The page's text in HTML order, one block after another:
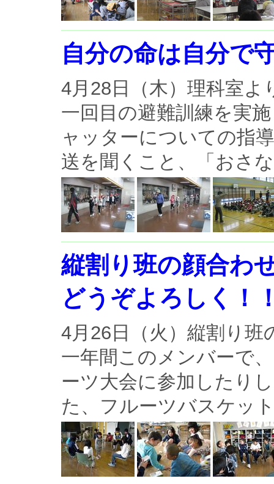
自分の命は自分で
4月28日（木）理科室
一回目の避難訓練を実
ャッターについての指
送を聞くこと、「おさ
縦割り班の顔合わ
どうぞよろしく！
4月26日（火）縦割り
一年間このメンバーで
ーツ大会に参加したり
た、フルーツバスケッ